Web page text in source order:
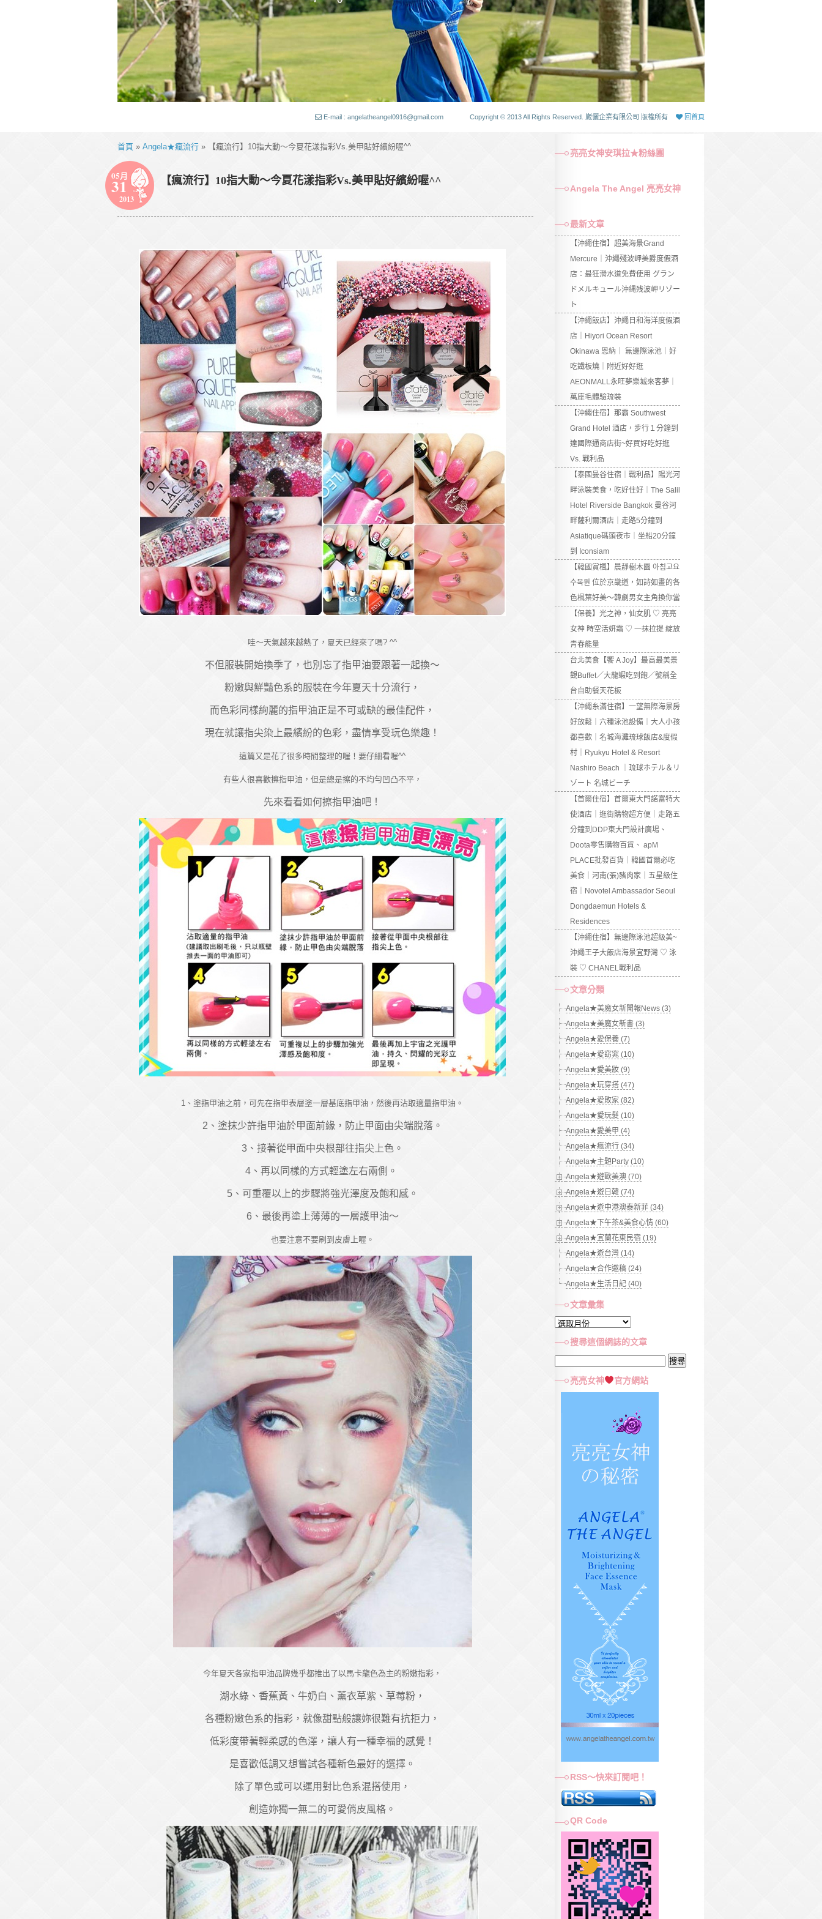
E-mail : angelatheangel0916@gmail.com Copyright © 2013 All Rights Reserved. 崴儷企業有限公司 版權所有 回首頁
首頁 » Angela★瘋流行 » 【瘋流行】10指大動～今夏花漾指彩Vs.美甲貼好繽紛喔^^
05月
31
2013
【瘋流行】10指大動～今夏花漾指彩Vs.美甲貼好繽紛喔^^
哇～天氣越來越熱了，夏天已經來了嗎? ^^
不但服裝開始換季了，也別忘了指甲油要跟著一起換～
粉嫩與鮮豔色系的服裝在今年夏天十分流行，
而色彩同樣絢麗的指甲油正是不可或缺的最佳配件，
現在就讓指尖染上最繽紛的色彩，盡情享受玩色樂趣！
這篇又是花了很多時間整理的喔！要仔細看喔^^
有些人很喜歡擦指甲油，但是總是擦的不均勻凹凸不平，
先來看看如何擦指甲油吧！
1、塗指甲油之前，可先在指甲表層塗一層基底指甲油，然後再沾取適量指甲油。
2、塗抹少許指甲油於甲面前緣，防止甲面由尖端脫落。
3、接著從甲面中央根部往指尖上色。
4、再以同樣的方式輕塗左右兩側。
5、可重覆以上的步驟將強光澤度及飽和感。
6、最後再塗上薄薄的一層護甲油～
也要注意不要刷到皮膚上喔。
今年夏天各家指甲油品牌幾乎都推出了以馬卡龍色為主的粉嫩指彩，
湖水綠、香蕉黃、牛奶白、薰衣草紫、草莓粉，
各種粉嫩色系的指彩，就像甜點般讓妳很難有抗拒力，
低彩度帶著輕柔感的色澤，讓人有一種幸福的感覺！
是喜歡低調又想嘗試各種新色最好的選擇。
除了單色或可以運用對比色系混搭使用，
創造妳獨一無二的可愛俏皮風格。
亮亮女神安琪拉★粉絲團
Angela The Angel 亮亮女神
最新文章
【沖繩住宿】超美海景Grand
Mercure｜沖繩殘波岬美爵度假酒
店：最狂滑水道免費使用 グラン
ドメルキュール沖縄残波岬リゾー
ト
【沖繩飯店】沖繩日和海洋度假酒
店｜Hiyori Ocean Resort
Okinawa 恩納｜ 無邊際泳池｜好
吃鐵板燒｜附近好好逛
AEONMALL永旺夢樂城來客夢｜
萬座毛體驗琉裝
【沖繩住宿】那霸 Southwest
Grand Hotel 酒店，步行１分鐘到
達國際通商店街~好買好吃好逛
Vs. 戰利品
【泰國曼谷住宿｜戰利品】陽光河
畔泳裝美食，吃好住好｜The Salil
Hotel Riverside Bangkok 曼谷河
畔薩利爾酒店｜走路5分鐘到
Asiatique碼頭夜市｜坐船20分鐘
到 Iconsiam
【韓國賞楓】晨靜樹木園 아침고요
수목원 位於京畿道，如詩如畫的各
色楓葉好美～韓劇男女主角換你當
【保養】光之神，仙女肌 ♡ 亮亮
女神 時空活妍霜 ♡ 一抹拉提 綻放
青春能量
台北美食【饗 A Joy】最高最美景
觀Buffet／大龍蝦吃到飽／號稱全
台自助餐天花板
【沖繩糸滿住宿】一望無際海景房
好放鬆｜六種泳池設備｜大人小孩
都喜歡｜名城海灘琉球飯店&度假
村｜Ryukyu Hotel & Resort
Nashiro Beach ｜琉球ホテル＆リ
ゾート 名城ビーチ
【首爾住宿】首爾東大門諾富特大
使酒店｜逛街購物超方便｜走路五
分鐘到DDP東大門設計廣場、
Doota零售購物百貨、 apM
PLACE批發百貨｜韓國首爾必吃
美食｜河南(張)豬肉家｜五星級住
宿｜Novotel Ambassador Seoul
Dongdaemun Hotels &
Residences
【沖繩住宿】無邊際泳池超級美~
沖繩王子大飯店海景宜野灣 ♡ 泳
裝 ♡ CHANEL戰利品
文章分類
Angela★美魔女新聞報News (3)
Angela★美魔女新書 (3)
Angela★愛保養 (7)
Angela★愛窈窕 (10)
Angela★愛美妝 (9)
Angela★玩穿搭 (47)
Angela★愛敗家 (82)
Angela★愛玩髮 (10)
Angela★愛美甲 (4)
Angela★瘋流行 (34)
Angela★主題Party (10)
Angela★遊歐美澳 (70)
Angela★遊日韓 (74)
Angela★遊中港澳泰新菲 (34)
Angela★下午茶&美食心情 (60)
Angela★宜蘭花東民宿 (19)
Angela★遊台灣 (14)
Angela★合作邀稿 (24)
Angela★生活日記 (40)
文章彙集
文
彙
集
搜尋這個網誌的文章
關
亮亮女神 官方網站
RSS～快來訂閱吧！
QR Code